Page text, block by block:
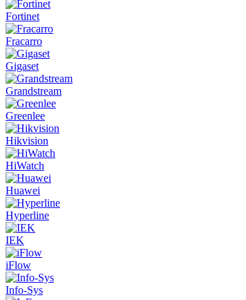
Fortinet
Fracarro
Gigaset
Grandstream
Greenlee
Hikvision
HiWatch
Huawei
Hyperline
IEK
iFlow
Info-Sys